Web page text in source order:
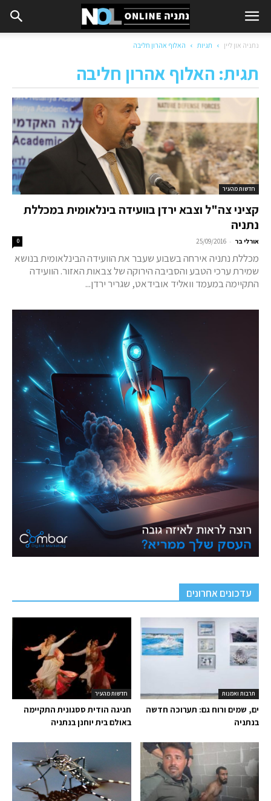
נתניה און ליין תגיות האלוף אהרון חליבה
תגית: האלוף אהרון חליבה
חדשות מהעיר
קציני צה"ל וצבא ירדן בוועידה בינלאומית במכללת
נתניה
אורלי בר -
25/09/2016
0
מכללת נתניה אירחה בשבוע שעבר את הוועידה הבינלאומית בנושא
שמירת ערכי הטבע והסביבה הירוקה של צבאות האזור. הוועידה
התקיימה במעמד וואליד אובידאט, שגריר ירדן...
עדכונים אחרונים
חדשות מהעיר
חגיגה הודית ססגונית התקיימה
באולם בית יוחנן בנתניה
תרבות ואמנות
ים, שמים ורוח גם: תערוכה חדשה
בנתניה